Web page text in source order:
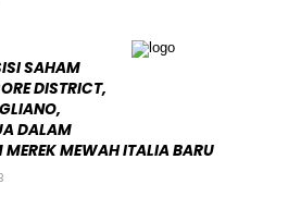
SAHAM
DISTRICT,
DALAM
MEWAH ITALIA BARU